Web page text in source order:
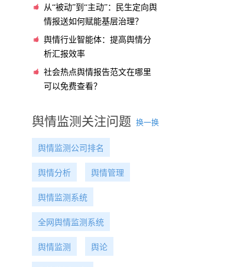
从“被动”到“主动”：民生定向舆
情报送如何赋能基层治理？
舆情行业智能体：提高舆情分
析汇报效率
社会热点舆情报告范文在哪里
可以免费查看？
舆情监测关注问题 换一换
舆情监测公司排名
舆情分析 舆情管理
舆情监测系统
全网舆情监测系统
舆情监测 舆论